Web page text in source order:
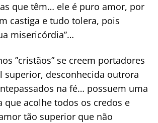
que têm… ele é puro amor, por
castiga e tudo tolera, pois
misericórdia”…
”cristãos” se creem portadores
superior, desconhecida outrora
na fé… possuem uma
que acolhe todos os credos e
tão superior que não